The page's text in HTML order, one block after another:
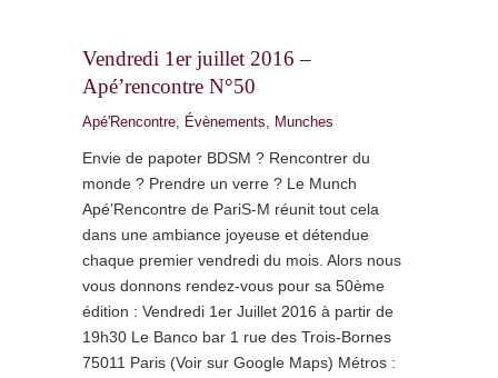
Vendredi 1er juillet 2016 –
Apé’rencontre N°50
Apé'Rencontre, Évènements, Munches
Envie de papoter BDSM ? Rencontrer du
monde ? Prendre un verre ? Le Munch
Apé’Rencontre de PariS-M réunit tout cela
dans une ambiance joyeuse et détendue
chaque premier vendredi du mois. Alors nous
vous donnons rendez-vous pour sa 50ème
édition : Vendredi 1er Juillet 2016 à partir de
19h30 Le Banco bar 1 rue des Trois-Bornes
75011 Paris (Voir sur Google Maps) Métros :